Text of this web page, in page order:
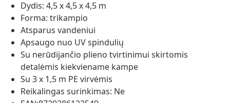
Dydis: 4,5 x 4,5 x 4,5 m
Forma: trikampio
Atsparus vandeniui
Apsaugo nuo UV spindulių
Su nerūdijančio plieno tvirtinimui skirtomis
detalėmis kiekviename kampe
Su 3 x 1,5 m PE virvėmis
Reikalingas surinkimas: Ne